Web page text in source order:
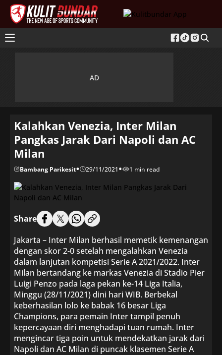
Kalahkan Venezia, Inter Milan
Pangkas Jarak Dari Napoli dan AC
Milan
Bambang Parikesit• 29/11/2021• 1 min read
Share
Jakarta – Inter Milan berhasil memetik kemenangan
dengan skor 2-0 setelah mengalahkan Venezia
dalam lanjutan kompetisi Serie A 2021/2022. Inter
Milan bertandang ke markas Venezia di Stadio Pier
Luigi Penzo pada laga pekan ke-14 Liga Italia,
Minggu (28/11/2021) dini hari WIB. Berbekal
keberhasilan lolo ke babak 16 besar Liga
Champions, para pemain Inter tampil penuh
kepercayaan diri menghadapi tuan rumah. Inter
mengincar tiga poin untuk mendekatkan jarak dari
Napoli dan AC Milan di puncak klasemen Serie A